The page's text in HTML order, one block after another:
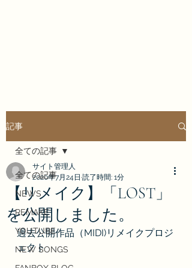
記事
全ての記事
NEWS
REMAKE
YOUTUBE
NEW SONGS
全ての記事
【リメイク】「LOST」
を公開しました。
サイト管理人
2020年7月24日 読了時間: 1分
過去公開作品（MIDI)リメイクプロジ
ェクト